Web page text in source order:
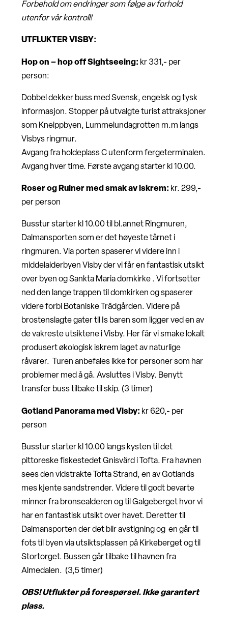
Forbehold om endringer som følge av forhold
utenfor vår kontroll!
UTFLUKTER VISBY:
Hop on – hop off Sightseeing: kr 331,- per
person:
Dobbel dekker buss med Svensk, engelsk og tysk
informasjon. Stopper på utvalgte turist attraksjoner
som Kneippbyen, Lummelundagrotten m.m langs
Visbys ringmur.
Avgang fra holdeplass C utenform fergeterminalen.
Avgang hver time. Første avgang starter kl 10.00.
Roser og Ruiner med smak av iskrem: kr. 299,-
per person
Busstur starter kl 10.00 til bl.annet Ringmuren,
Dalmansporten som er det høyeste tårnet i
ringmuren. Via porten spaserer vi videre inn i
middelalderbyen Visby der vi får en fantastisk utsikt
over byen og Sankta Maria domkirke . Vi fortsetter
ned den lange trappen til domkirken og spaserer
videre forbi Botaniske Trädgården. Videre på
brostenslagte gater til Is baren som ligger ved en av
de vakreste utsiktene i Visby. Her får vi smake lokalt
produsert økologisk iskrem laget av naturlige
råvarer. Turen anbefales ikke for personer som har
problemer med å gå. Avsluttes i Visby. Benytt
transfer buss tilbake til skip. (3 timer)
Gotland Panorama med Visby: kr 620,- per
person
Busstur starter kl 10.00 langs kysten til det
pittoreske fiskestedet Gnisvärd i Tofta. Fra havnen
sees den vidstrakte Tofta Strand, en av Gotlands
mes kjente sandstrender. Videre til godt bevarte
minner fra bronsealderen og til Galgeberget hvor vi
har en fantastisk utsikt over havet. Deretter til
Dalmansporten der det blir avstigning og en går til
fots til byen via utsiktsplassen på Kirkeberget og til
Stortorget. Bussen går tilbake til havnen fra
Almedalen. (3,5 timer)
OBS! Utflukter på forespørsel. Ikke garantert
plass.